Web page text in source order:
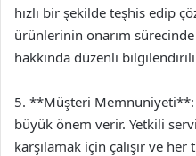
hızlı bir şekilde teşhis edip
ürünlerinin onarım
hakkında düzenli
5. **Müşteri
büyük önem verir. Yetkili
karşılamak için çalışır ve